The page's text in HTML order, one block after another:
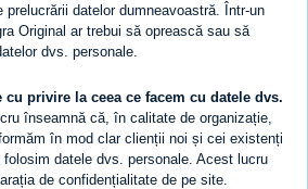
prelucrării datelor dumneavoastră. Într-un
Original ar trebui să oprească sau să
dvs. personale.
privire la ceea ce facem cu datele dvs.
înseamnă că, în calitate de organizație,
în mod clar clienții noi și cei existenți
datele dvs. personale. Acest lucru
de confidențialitate de pe site.